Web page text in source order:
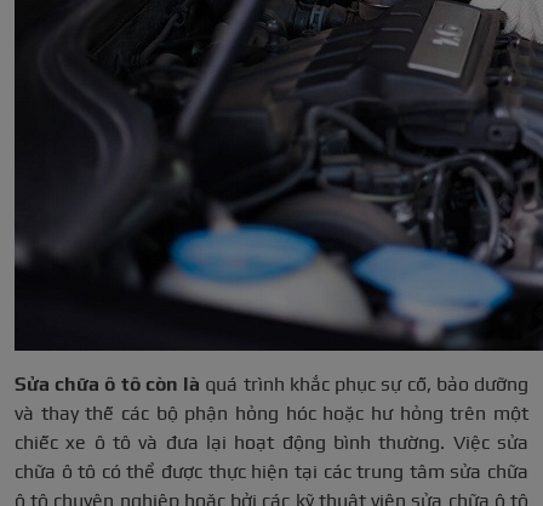
Sửa chữa ô tô còn là quá trình khắc phục sự cố, bảo dưỡng
và thay thế các bộ phận hỏng hóc hoặc hư hỏng trên một
chiếc xe ô tô và đưa lại hoạt động bình thường. Việc sửa
chữa ô tô có thể được thực hiện tại các trung tâm sửa chữa
ô tô chuyên nghiệp hoặc bởi các kỹ thuật viên sửa chữa ô tô